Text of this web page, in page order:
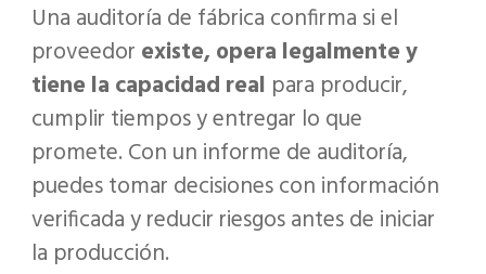
Una auditoría de fábrica confirma si el
proveedor existe, opera legalmente y
tiene la capacidad real para producir,
cumplir tiempos y entregar lo que
promete. Con un informe de auditoría,
puedes tomar decisiones con información
verificada y reducir riesgos antes de iniciar
la producción.